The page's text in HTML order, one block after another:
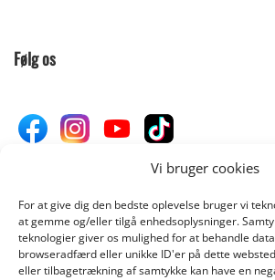
Vi bruger cookies
For at give dig den bedste oplevelse bruger vi
at gemme og/eller tilgå enhedsoplysninger.
teknologier giver os mulighed for at behandle
browseradfærd eller unikke ID'er på dette
eller tilbagetrækning af samtykke kan have en
Følg os
Donér til Inges Kattehjem